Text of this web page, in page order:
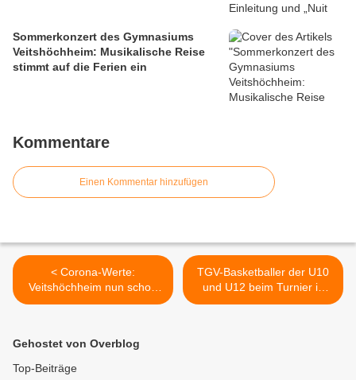
Sommerkonzert des Gymnasiums
Veitshöchheim: Musikalische Reise
stimmt auf die Ferien ein
Kommentare
Einen Kommentar hinzufügen
< Corona-Werte:
Veitshöchheim nun schon
die dritte Woche
TGV-Basketballer der U10
und U12 beim Turnier in
Bamberg >
Gehostet von Overblog
Top-Beiträge